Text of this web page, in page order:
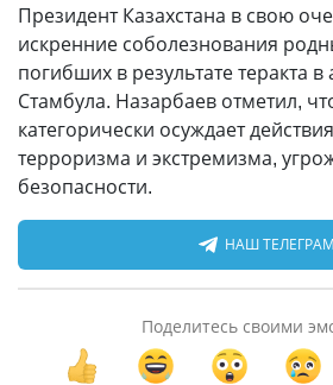
Президент Казахстана в свою
искренние соболезнования
погибших в результате теракта в
Стамбула. Назарбаев отметил,
категорически осуждает
терроризма и экстремизма,
безопасности.
НАШ ТЕЛЕГРАМ
Поделитесь своими